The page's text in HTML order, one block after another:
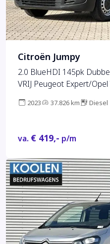
Citroën Jumpy
2.0 BlueHDI 145pk
VRIJ Peugeot Expert/
2023 37.826 km Diesel
va. € 419,- p/m